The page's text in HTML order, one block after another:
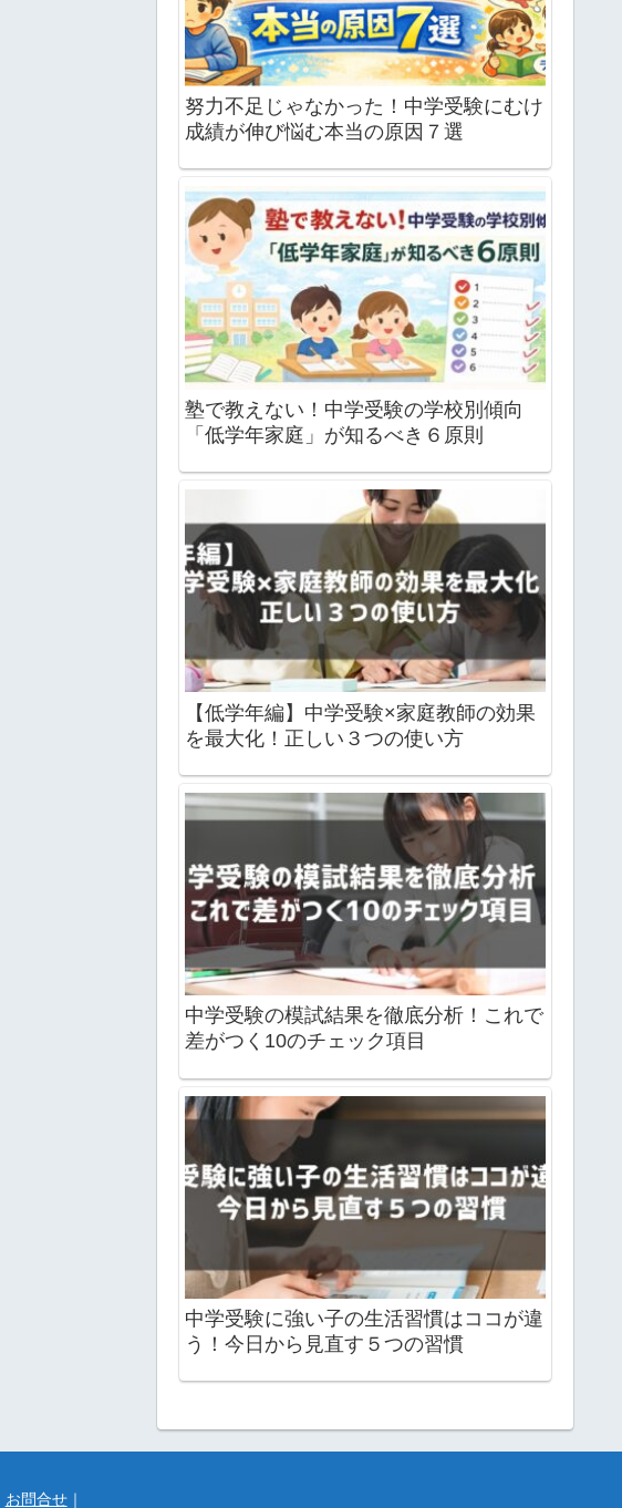
努力不足じゃなかった！中学受験にむけ
成績が伸び悩む本当の原因７選
塾で教えない！中学受験の学校別傾向
「低学年家庭」が知るべき６原則
【低学年編】中学受験×家庭教師の効果
を最大化！正しい３つの使い方
中学受験の模試結果を徹底分析！これで
差がつく10のチェック項目
中学受験に強い子の生活習慣はココが違
う！今日から見直す５つの習慣
お問合せ｜